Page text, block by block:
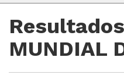
MUNDIAL